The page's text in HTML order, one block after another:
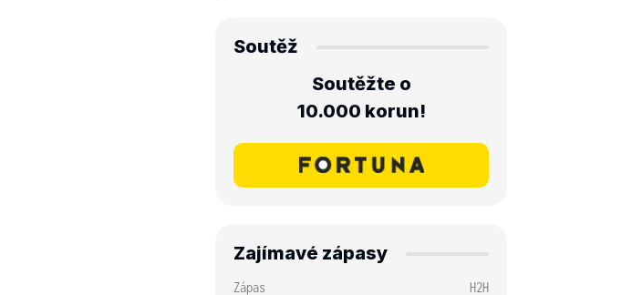
Soutěž
Soutěžte o
10.000 korun!
Zajímavé zápasy
Zápas
H2H